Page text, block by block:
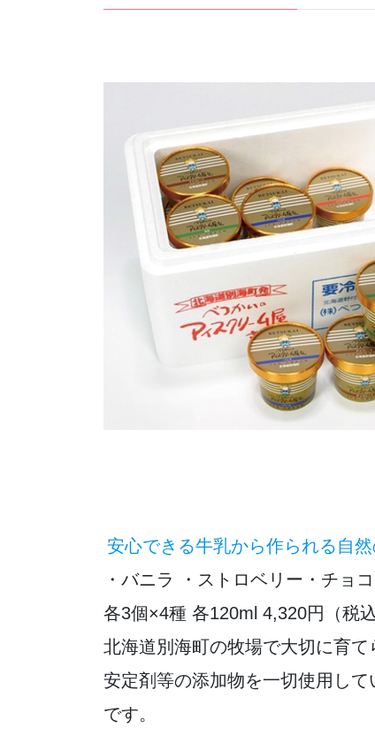
安心できる牛乳から作られる自
・バニラ ・ストロベリー・チョ
各3個×4種 各120ml 4,320円（税込
北海道別海町の牧場で大切に育て
安定剤等の添加物を一切使用し
です。